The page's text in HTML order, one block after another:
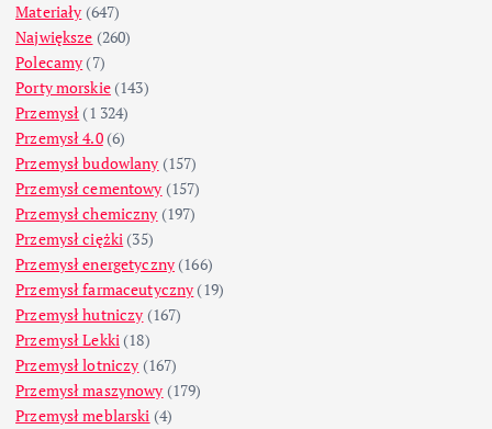
Materiały (647)
Największe (260)
Polecamy (7)
Porty morskie(143)
Przemysł (1 324)
Przemysł 4.0(6)
Przemysł budowlany (157)
Przemysł cementowy (157)
Przemysł chemiczny (197)
Przemysł ciężki (35)
Przemysł energetyczny (166)
Przemysł farmaceutyczny (19)
Przemysł hutniczy (167)
Przemysł Lekki (18)
Przemysł lotniczy (167)
Przemysł maszynowy (179)
Przemysł meblarski (4)